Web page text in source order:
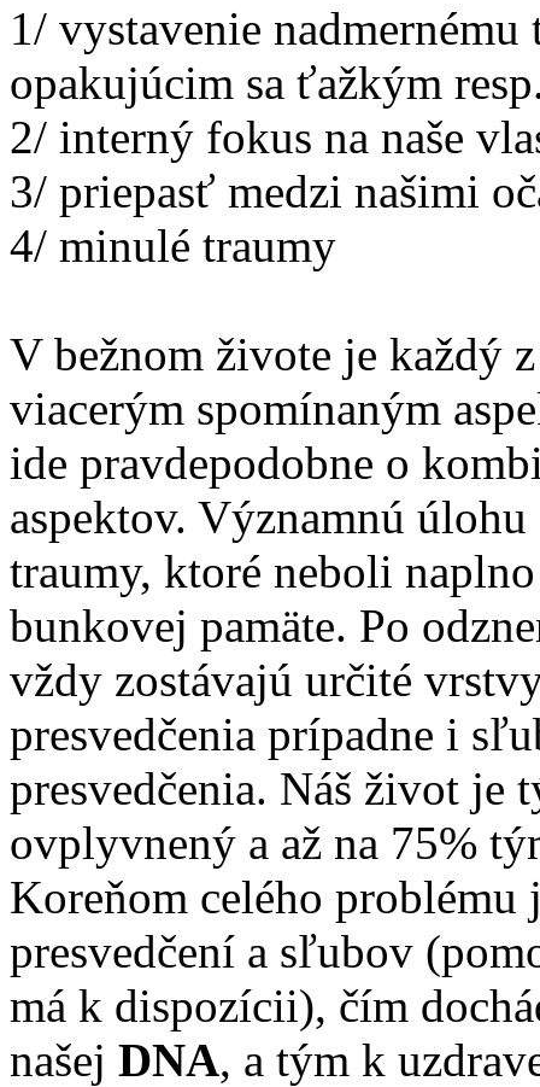
1/ vystavenie
opakujúcim sa ťažkým
2/ interný fokus na naše
3/ priepasť medzi našimi
4/ minulé traumy
V bežnom živote je každý
viacerým spomínaným
ide pravdepodobne o
aspektov. Významnú
traumy, ktoré neboli
bunkovej pamäte. Po
vždy zostávajú určité
presvedčenia prípadne i
presvedčenia. Náš život je
ovplyvnený a až na 75%
Koreňom celého problému
presvedčení a sľubov
má k dispozícii), čím
našej DNA, a tým k